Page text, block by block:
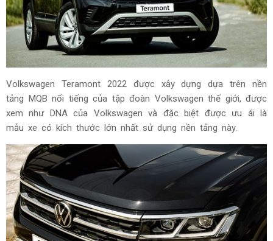
Volkswagen Teramont 2022 được xây dựng dựa trên nền
tảng MQB nổi tiếng của tập đoàn Volkswagen thế giới, được
xem như DNA của Volkswagen và đặc biệt được ưu ái là
mẫu xe có kích thước lớn nhất sử dụng nền tảng này.